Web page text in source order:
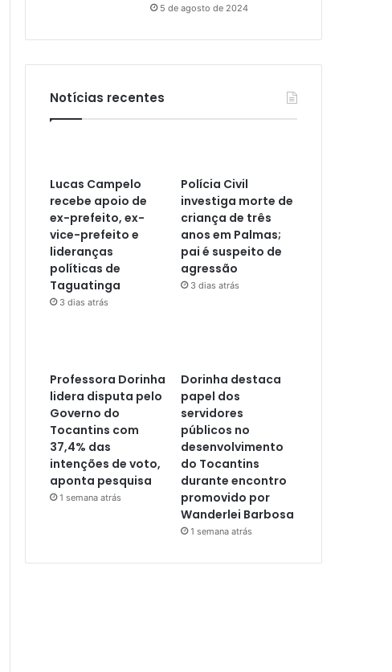
5 de agosto de 2024
Notícias recentes
Lucas Campelo
recebe apoio de
ex-prefeito, ex-
vice-prefeito e
lideranças
políticas de
Taguatinga
3 dias atrás
Polícia Civil
investiga morte de
criança de três
anos em Palmas;
pai é suspeito de
agressão
3 dias atrás
Professora Dorinha
lidera disputa pelo
Governo do
Tocantins com
37,4% das
intenções de voto,
aponta pesquisa
1 semana atrás
Dorinha destaca
papel dos
servidores
públicos no
desenvolvimento
do Tocantins
durante encontro
promovido por
Wanderlei Barbosa
1 semana atrás